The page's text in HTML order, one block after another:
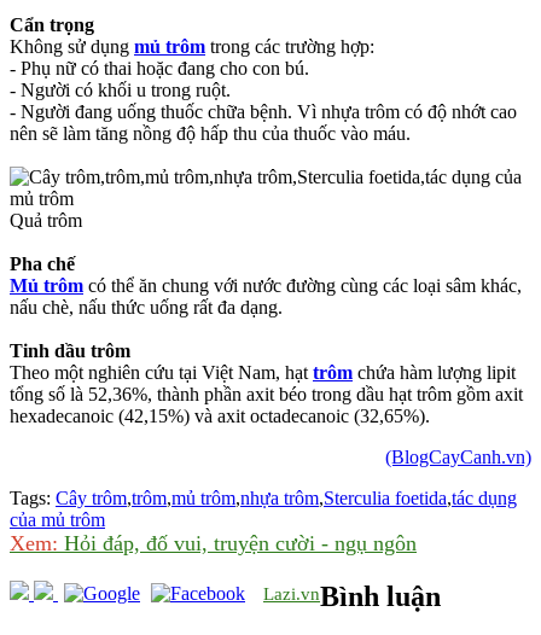
Cẩn trọng
Không sử dụng mủ trôm trong các trường hợp:
- Phụ nữ có thai hoặc đang cho con bú.
- Người có khối u trong ruột.
- Người đang uống thuốc chữa bệnh. Vì nhựa trôm có độ nhớt cao
nên sẽ làm tăng nồng độ hấp thu của thuốc vào máu.
Quả trôm
Pha chế
Mủ trôm có thể ăn chung với nước đường cùng các loại sâm khác,
nấu chè, nấu thức uống rất đa dạng.
Tinh dầu trôm
Theo một nghiên cứu tại Việt Nam, hạt trôm chứa hàm lượng lipit
tổng số là 52,36%, thành phần axit béo trong dầu hạt trôm gồm axit
hexadecanoic (42,15%) và axit octadecanoic (32,65%).
(BlogCayCanh.vn)
Tags: Cây trôm,trôm,mủ trôm,nhựa trôm,Sterculia foetida,tác dụng
của mủ trôm
Xem: Hỏi đáp, đố vui, truyện cười - ngụ ngôn
Lazi.vnBình luận